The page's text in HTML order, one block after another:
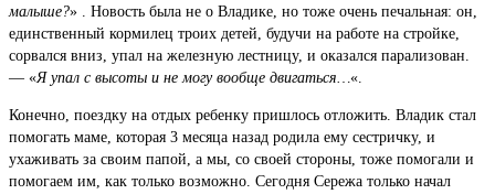
малыше?» . Новость была не о Владике, но тоже очень печальная: он,
единственный кормилец троих детей, будучи на работе на стройке,
сорвался вниз, упал на железную лестницу, и оказался парализован.
— «Я упал с высоты и не могу вообще двигаться…«.
Конечно, поездку на отдых ребенку пришлось отложить. Владик стал
помогать маме, которая 3 месяца назад родила ему сестричку, и
ухаживать за своим папой, а мы, со своей стороны, тоже помогали и
помогаем им, как только возможно. Сегодня Сережа только начал